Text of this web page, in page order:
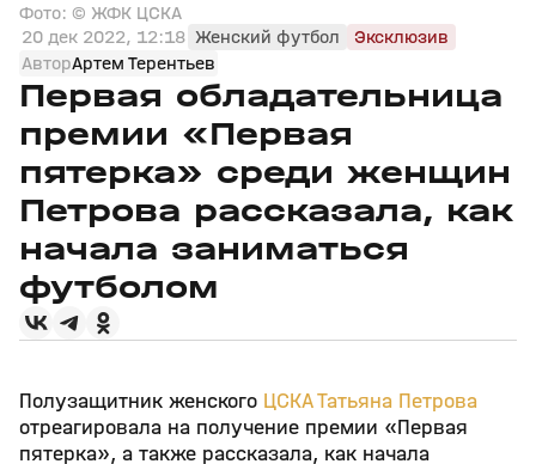
Фото: © ЖФК ЦСКА
20 дек 2022, 12:18 Женский футбол
Эксклюзив
АвторАртем Терентьев
Первая обладательница
премии «Первая
пятерка» среди женщин
Петрова рассказала, как
начала заниматься
футболом
Полузащитник женского ЦСКАТатьяна Петрова
отреагировала на получение премии «Первая
пятерка», а также рассказала, как начала